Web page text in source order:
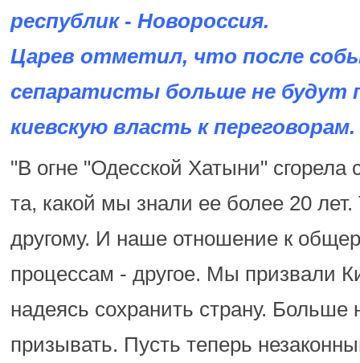
республик - Новороссия.
Царев отметил, что после
сепаратисты больше не будут
киевскую власть к переговорам.
"В огне "Одесской Хатыни" сгорела
та, какой мы знали ее более 20
другому. И наше отношение к
процессам - другое. Мы призвали
надеясь сохранить страну. Больше
призывать. Пусть теперь